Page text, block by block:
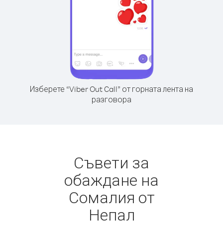
Изберете “Viber Out Call” от горната лента на
разговора
Съвети за
обаждане на
Сомалия от
Непал